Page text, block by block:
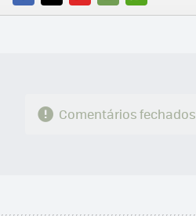
FACEBOOK
TWITTERFLIPBOARD
E-
WHATSAPP
Comentários fechados